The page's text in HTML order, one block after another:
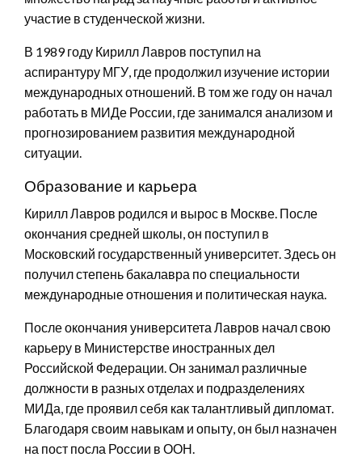
участие в студенческой жизни.
В 1989 году Кирилл Лавров поступил на
аспирантуру МГУ, где продолжил изучение истории
международных отношений. В том же году он начал
работать в МИДе России, где занимался анализом и
прогнозированием развития международной
ситуации.
Образование и карьера
Кирилл Лавров родился и вырос в Москве. После
окончания средней школы, он поступил в
Московский государственный университет. Здесь он
получил степень бакалавра по специальности
международные отношения и политическая наука.
После окончания университета Лавров начал свою
карьеру в Министерстве иностранных дел
Российской Федерации. Он занимал различные
должности в разных отделах и подразделениях
МИДа, где проявил себя как талантливый дипломат.
Благодаря своим навыкам и опыту, он был назначен
на пост посла России в ООН.